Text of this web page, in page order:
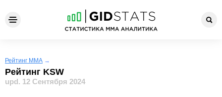
Рейтинг ММА →
Рейтинг KSW
upd. 12 Сентября 2024